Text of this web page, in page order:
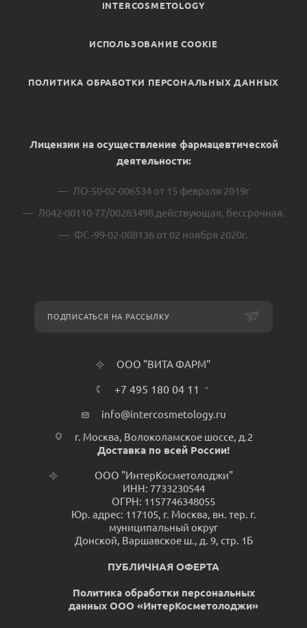
INTERCOSMETOLOGY
ИСПОЛЬЗОВАНИЕ COOKIE
ПОЛИТИКА ОБРАБОТКИ ПЕРСОНАЛЬНЫХ ДАННЫХ
Лицензии на осуществление фармацевтической
деятельности:
ЛО-50-02-006534 от 15 февраля 2019г
Л042-00110-77/00283498 действующая, бессрочная.
ФС -99-02-008136 от 02 ноября 2020г.
ПОДПИСАТЬСЯ НА РАССЫЛКУ
ООО "ВИТА ФАРМ"
+7 495 180 04 11
info@intercosmetology.ru
г. Москва, Волоколамское шоссе, д.2
Доставка по всей России!
ООО "ИнтерКосметолоджи"
ИНН: 7733230544
ОГРН: 1157746348055
Юр. адрес: 117105, г. Москва, вн. тер. г.
муниципальный округ
Донской, Варшавское ш., д. 9, стр. 1Б
ПУБЛИЧНАЯ ОФЕРТА
Политика обработки персональных
данных ООО «ИнтерКосметолоджи»